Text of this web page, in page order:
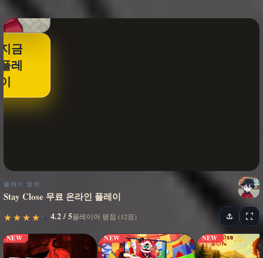
지금
플레
이
플레이 영역
Stay Close 무료 온라인 플레이
★
★ ★
★ ★
★ ★
★ ★★ 4.2 / 5플레이어 평점 (12표)
NEW NEW NEW